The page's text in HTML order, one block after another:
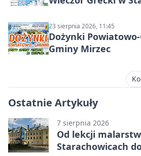
23 sierpnia 2026, 11:45
Dożynki
Gminy Mirzec
Ostatnie Artykuły
7 sierpnia 2026
Od lekcji
Starachowicach